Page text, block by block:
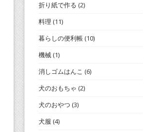
折り紙で作る (2)
料理 (11)
暮らしの便利帳(10)
機械(1)
消しゴムはんこ (6)
犬のおもちゃ (2)
犬のおやつ (3)
犬服 (4)